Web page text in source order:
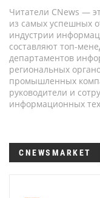
Читатели CNews —
из самых успешных
индустрии
составляют топ-
департаментов
региональных
промышленных
руководители и
информационных
CNEWSMARKET